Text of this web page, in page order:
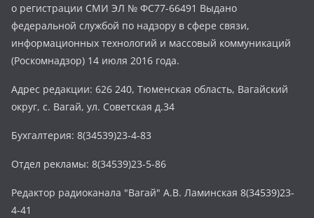
о регистрации СМИ ЭЛ № ФС77-66491 Выдано
федеральной службой по надзору в сфере связи,
информационных технологий и массовый коммуникаций
(Роскомнадзор) 14 июля 2016 года.
Адрес редакции: 626 240, Тюменская область, Вагайский
округ, с. Вагай, ул. Советская д.34
Бухгалтерия: 8(34539)23-4-83
Отдел рекламы: 8(34539)23-5-86
Редактор радиоканала "Вагай" А.В. Ламинская 8(34539)23-
4-41